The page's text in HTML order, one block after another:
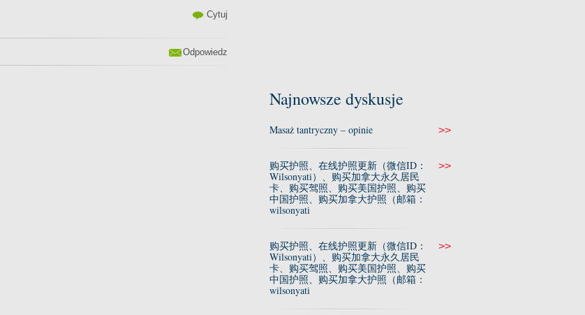
Cytuj
Odpowiedz
Najnowsze dyskusje
Masaż tantryczny – opinie >>
购买护照、在线护照更新（微信ID：
Wilsonyati）、购买加拿大永久居民
卡、购买驾照、购买美国护照、购买
中国护照、购买加拿大护照（邮箱：
wilsonyati
>>
购买护照、在线护照更新（微信ID：
Wilsonyati）、购买加拿大永久居民
卡、购买驾照、购买美国护照、购买
中国护照、购买加拿大护照（邮箱：
wilsonyati
>>